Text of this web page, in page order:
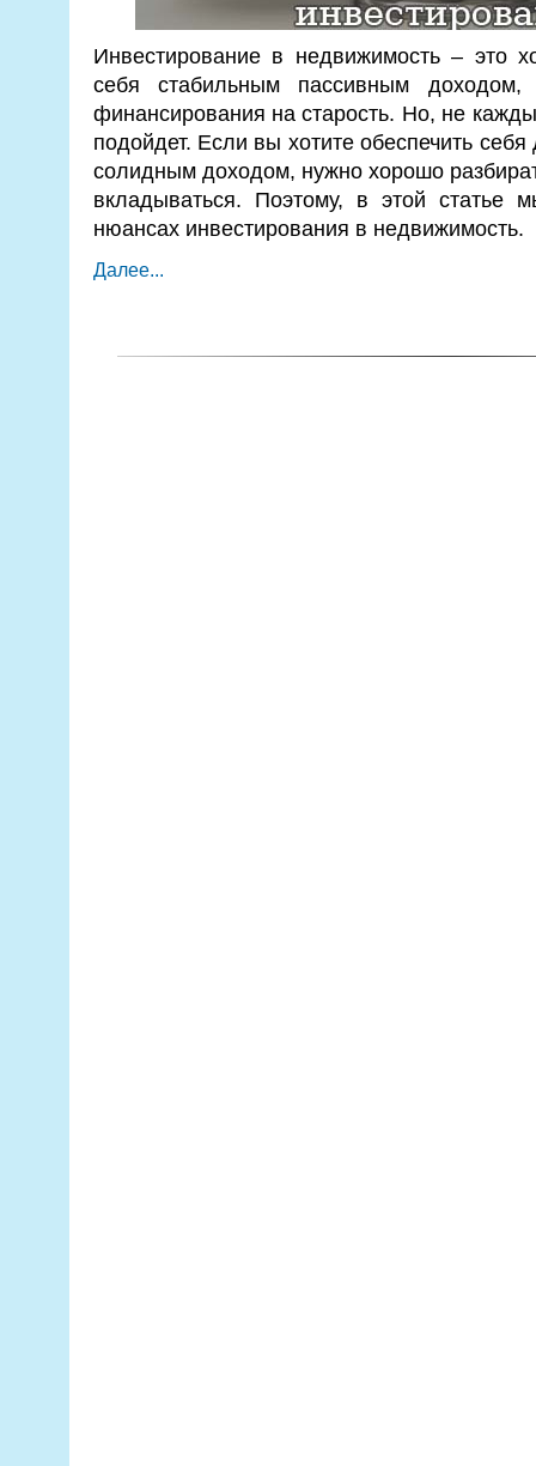
Инвестирование в недвижимость – это
себя стабильным пассивным доходом,
финансирования на старость. Но, не
подойдет. Если вы хотите обеспечить
солидным доходом, нужно хорошо
вкладываться. Поэтому, в этой статье
нюансах инвестирования в недвижимость.
Далее...